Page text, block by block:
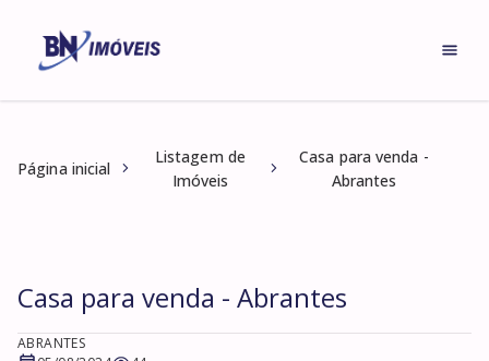
Página inicial
Listagem de
Imóveis
Casa para venda -
Abrantes
Casa para venda - Abrantes
ABRANTES